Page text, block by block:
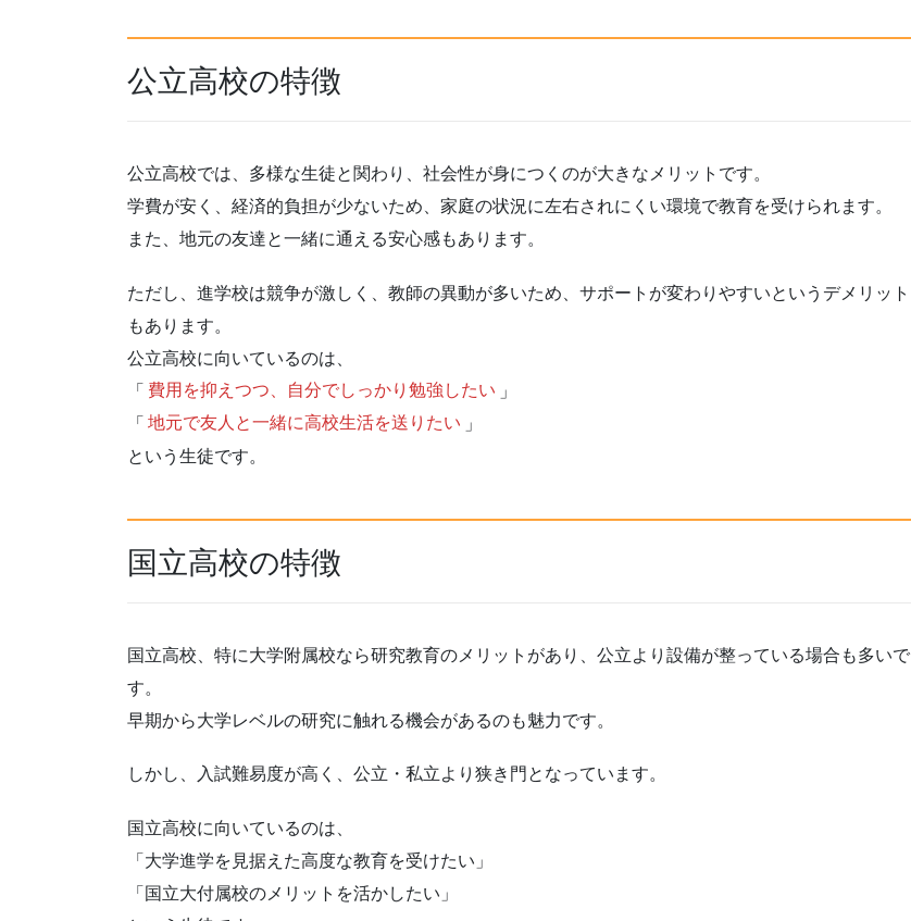
公立高校の特徴
公立高校では、多様な生徒と関わり、社会性が身につくのが大きなメリットです。
学費が安く、経済的負担が少ないため、家庭の状況に左右されにくい環境で教育を受けられます。
また、地元の友達と一緒に通える安心感もあります。
ただし、進学校は競争が激しく、教師の異動が多いため、サポートが変わりやすいというデメリット
もあります。
公立高校に向いているのは、
「 費用を抑えつつ、自分でしっかり勉強したい 」
「 地元で友人と一緒に高校生活を送りたい 」
という生徒です。
国立高校の特徴
国立高校、特に大学附属校なら研究教育のメリットがあり、公立より設備が整っている場合も多いで
す。
早期から大学レベルの研究に触れる機会があるのも魅力です。
しかし、入試難易度が高く、公立・私立より狭き門となっています。
国立高校に向いているのは、
「大学進学を見据えた高度な教育を受けたい」
「国立大付属校のメリットを活かしたい」